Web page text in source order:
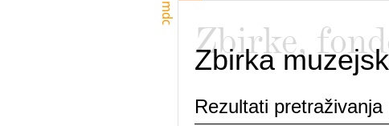
mdc
Zbirke,
Zbirka
Rezultati pretraživanja